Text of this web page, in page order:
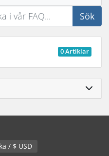
Sök
0 Artiklar
Svenska / $ USD